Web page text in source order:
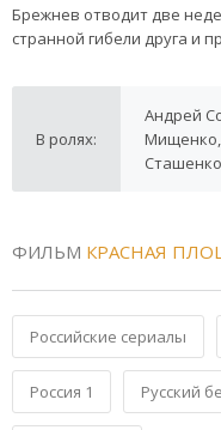
Брежнев отводит две
странной гибели друга и
В ролях:
Андрей
ФИЛЬМ КРАСНАЯ
Российские сериалы
Россия 1 Русский